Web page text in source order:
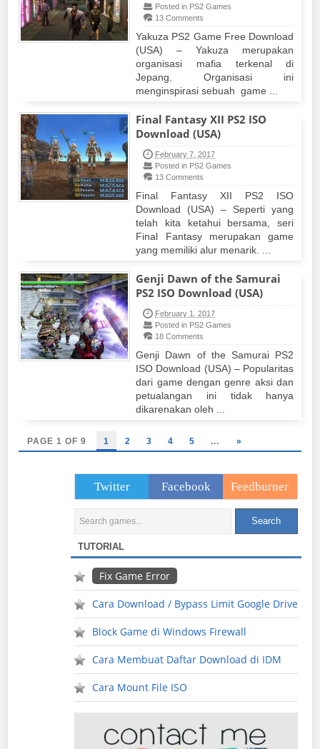
Posted in PS2 Games
13 Comments
Yakuza PS2 Game Free Download
(USA) – Yakuza merupakan
organisasi mafia terkenal di
Jepang. Organisasi ini
menginspirasi sebuah game ...
Final Fantasy XII PS2 ISO
Download (USA)
February 7, 2017
Posted in PS2 Games
13 Comments
Final Fantasy XII PS2 ISO
Download (USA) – Seperti yang
telah kita ketahui bersama, seri
Final Fantasy merupakan game
yang memiliki alur menarik. ...
Genji Dawn of the Samurai
PS2 ISO Download (USA)
February 1, 2017
Posted in PS2 Games
18 Comments
Genji Dawn of the Samurai PS2
ISO Download (USA) – Popularitas
dari game dengan genre aksi dan
petualangan ini tidak hanya
dikarenakan oleh ...
PAGE 1 OF 9 1 2 3 4 5 ... »
Twitter Facebook Feedburner
TUTORIAL
Fix Game Error
Cara Download / Bypass Limit Google Drive
Block Game di Windows Firewall
Cara Membuat Daftar Download di IDM
Cara Mount File ISO